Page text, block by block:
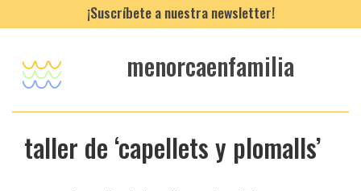
¡Suscríbete a nuestra newsletter!
menorcaenfamilia
taller de ‘capellets y plomalls’